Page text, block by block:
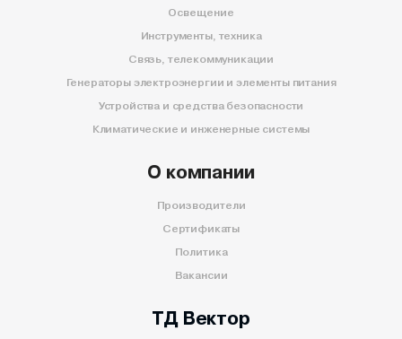
Освещение
Инструменты, техника
Связь, телекоммуникации
Генераторы электроэнергии и элементы питания
Устройства и средства безопасности
Климатические и инженерные системы
О компании
Производители
Сертификаты
Политика
Вакансии
ТД Вектор